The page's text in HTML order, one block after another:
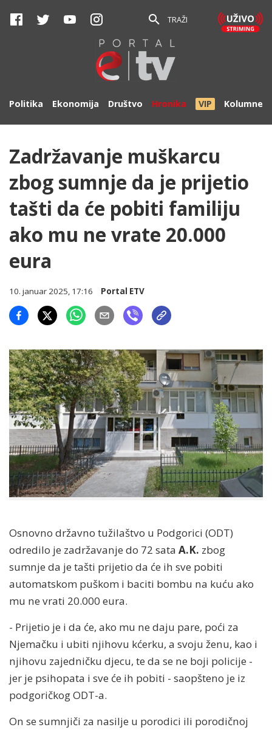
TRAŽI
Politika Ekonomija Društvo Hronika VIP Kolumne
Zadržavanje muškarcu
zbog sumnje da je prijetio
tašti da će pobiti familiju
ako mu ne vrate 20.000
eura
10. januar 2025, 17:16 Portal ETV
Osnovno državno tužilaštvo u Podgorici (ODT)
odredilo je zadržavanje do 72 sata A.K. zbog
sumnje da je tašti prijetio da će ih sve pobiti
automatskom puškom i baciti bombu na kuću ako
mu ne vrati 20.000 eura.
- Prijetio je i da će, ako mu ne daju pare, poći za
Njemačku i ubiti njihovu kćerku, a svoju ženu, kao i
njihovu zajedničku djecu, te da se ne boji policije -
jer je psihopata i sve će ih pobiti - saopšteno je iz
podgoričkog ODT-a.
On se sumnjiči za nasilje u porodici ili porodičnoj